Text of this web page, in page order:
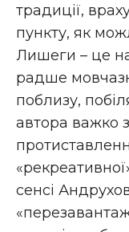
традиції,
пункту, як
Лишеги – це
радше
поблизу,
автора важко
сенсі